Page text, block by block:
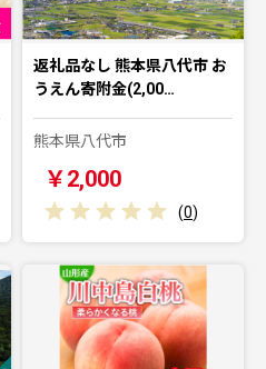
返礼品なし 熊本県八代市 お
うえん寄附金(2,00…
熊本県八代市
￥2,000
(0)